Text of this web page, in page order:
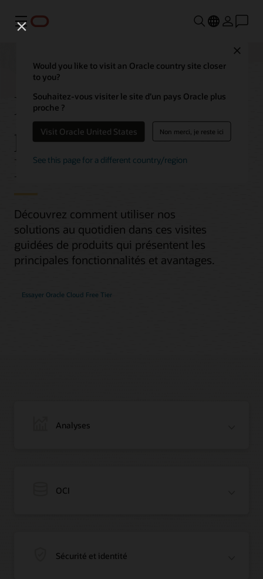
Menu
Would you like to visit an Oracle country site closer
to you?
Souhaitez-vous visiter le site d’un pays Oracle plus
proche ?
Visit Oracle United States Non merci, je reste ici
See this page for a different country/region
Présentations des
produits Oracle Cloud
Infrastructure (OCI)
Découvrez comment utiliser nos
solutions au quotidien dans ces visites
guidées de produits qui présentent les
principales fonctionnalités et avantages.
Essayer Oracle Cloud Free Tier
Analyses
OCI
Sécurité et identité